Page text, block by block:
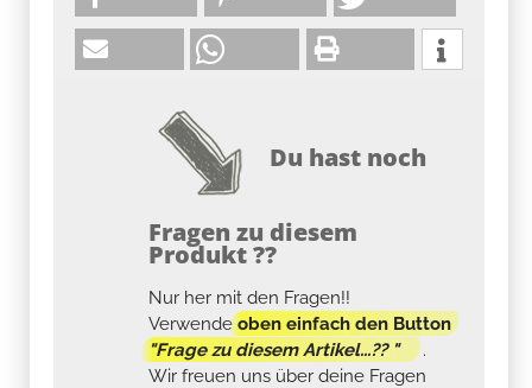
Du hast noch
Fragen zu diesem
Produkt ??
Nur her mit den Fragen!!
Verwendeoben einfach den Button
"Frage zu diesem Artikel...?? "
.
Wir freuen uns über deine Fragen